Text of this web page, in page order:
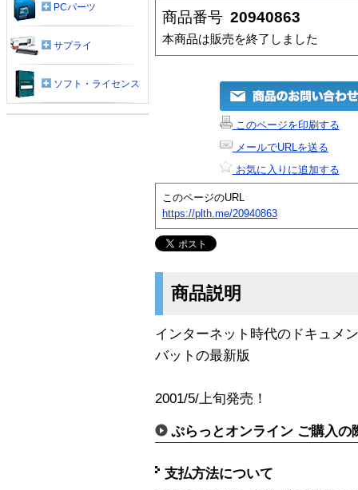
商品番号 20940863
本商品は販売を終了しました
このページを印刷する
メールでURLを送る
お気に入りに追加する
このページのURL
https://plth.me/20940863
商品説明
インターネット時代のドキュメ
バットの最新版
2001/5/上旬発売！
ぷらっとオンライン ご購入の
支払方法について
PCパーツ
サプライ
ソフト・ライセンス